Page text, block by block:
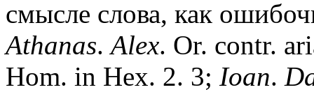
смысле слова, как
Athanas.Alex. Or. contr.
Hom. in Hex. 2. 3; Ioan.